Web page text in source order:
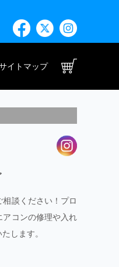
イトマップ
談ください！プロ
アコンの修理や入れ
します。